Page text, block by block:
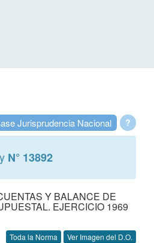
?
Jurisprudencia Nacional
N° 13892
Y BALANCE DE
EJERCICIO 1969
Toda la Norma Ver Imagen del D.O.